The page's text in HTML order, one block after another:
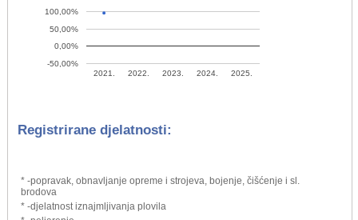
2021. 2022. 2023. 2024. 2025.
-50,00%
0,00%
50,00%
100,00%
Registrirane djelatnosti:
* -popravak, obnavljanje opreme i strojeva, bojenje, čišćenje i sl.
brodova
* -djelatnost iznajmljivanja plovila